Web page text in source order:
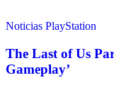
Noticias PlayStation
The Last of Us
Gameplay’